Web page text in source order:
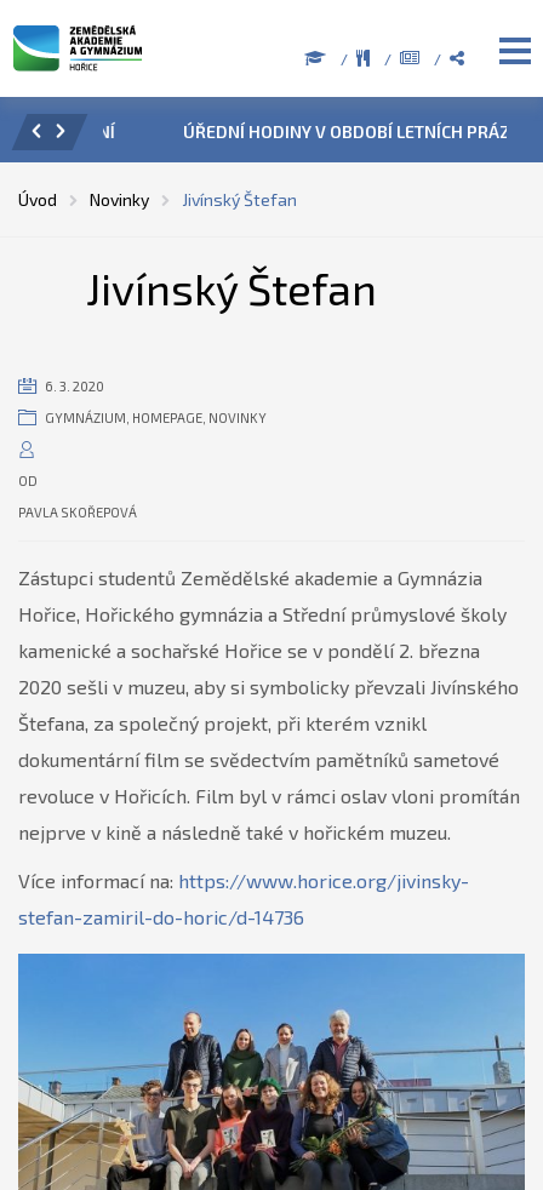
ÚŘEDNÍ HODINY V OBDOBÍ LETNÍCH PRÁZDNIN
Úvod Novinky Jivínský Štefan
Jivínský Štefan
6. 3. 2020
GYMNÁZIUM HOMEPAGE NOVINKY
OD
PAVLA SKOŘEPOVÁ
Zástupci studentů Zemědělské akademie a Gymnázia
Hořice, Hořického gymnázia a Střední průmyslové školy
kamenické a sochařské Hořice se v pondělí 2. března
2020 sešli v muzeu, aby si symbolicky převzali Jivínského
Štefana, za společný projekt, při kterém vznikl
dokumentární film se svědectvím pamětníků sametové
revoluce v Hořicích. Film byl v rámci oslav vloni promítán
nejprve v kině a následně také v hořickém muzeu.
Více informací na: https://www.horice.org/jivinsky-
stefan-zamiril-do-horic/d-14736